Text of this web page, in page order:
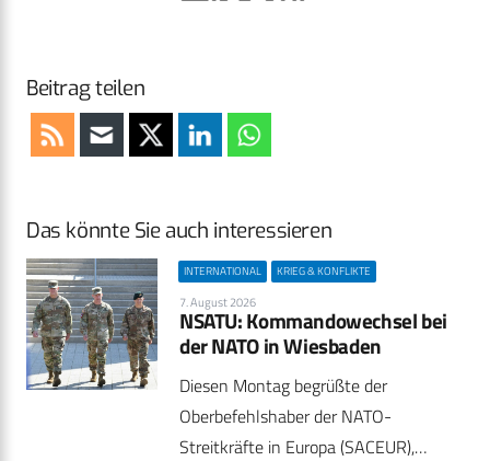
Beitrag teilen
Das könnte Sie auch interessieren
INTERNATIONAL KRIEG & KONFLIKTE
7. August 2026
NSATU: Kommandowechsel bei
der NATO in Wiesbaden
Diesen Montag begrüßte der
Oberbefehlshaber der NATO-
Streitkräfte in Europa (SACEUR),…